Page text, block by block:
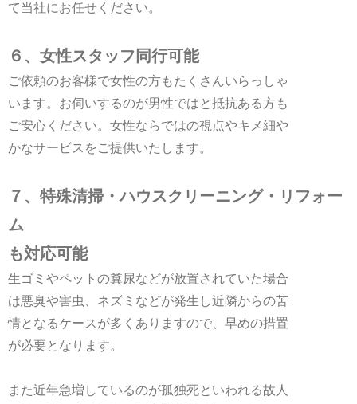
て当社にお任せください。
６、女性スタッフ同行可能
ご依頼のお客様で女性の方もたくさんいらっしゃ
います。お伺いするのが男性ではと抵抗ある方も
ご安心ください。女性ならではの視点やキメ細や
かなサービスをご提供いたします。
７、特殊清掃・ハウスクリーニング・リフォー
ム
も対応可能
生ゴミやペットの糞尿などが放置されていた場合
は悪臭や害虫、ネズミなどが発生し近隣からの苦
情となるケースが多くありますので、早めの措置
が必要となります。
また近年急増しているのが孤独死といわれる故人